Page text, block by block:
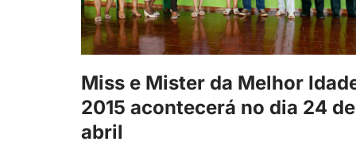
Miss e Mister da Melhor
2015 acontecerá no dia 24 de
abril